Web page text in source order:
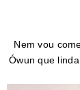
Nem vou
Ówun que